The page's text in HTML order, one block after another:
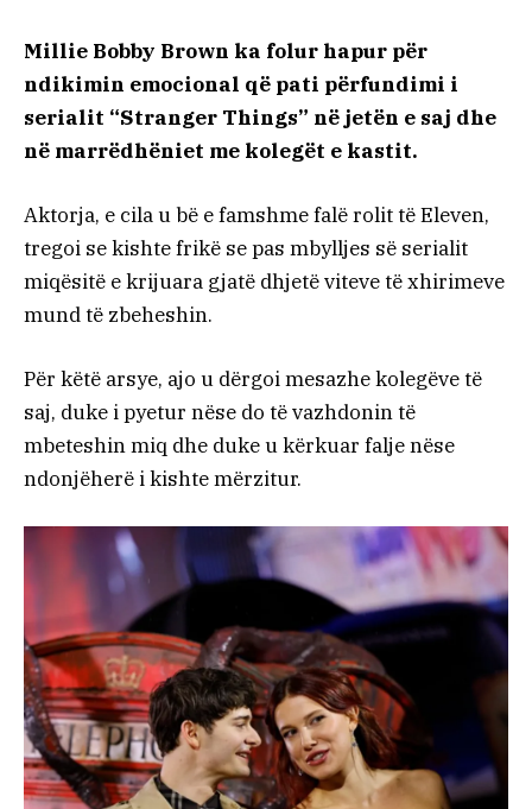
Millie Bobby Brown ka folur hapur për
ndikimin emocional që pati përfundimi i
serialit “Stranger Things” në jetën e saj dhe
në marrëdhëniet me kolegët e kastit.
Aktorja, e cila u bë e famshme falë rolit të Eleven,
tregoi se kishte frikë se pas mbylljes së serialit
miqësitë e krijuara gjatë dhjetë viteve të xhirimeve
mund të zbeheshin.
Për këtë arsye, ajo u dërgoi mesazhe kolegëve të
saj, duke i pyetur nëse do të vazhdonin të
mbeteshin miq dhe duke u kërkuar falje nëse
ndonjëherë i kishte mërzitur.